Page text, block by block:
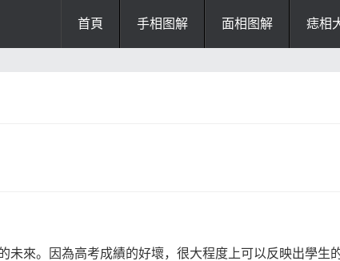
首頁 手相图解 面相图解 痣相
未來。因為高考成績的好壞，很大程度上可以反映出學生